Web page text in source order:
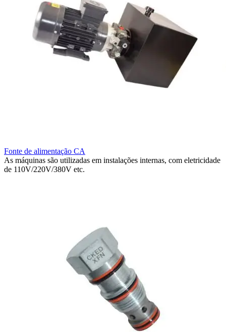
Fonte de alimentação CA
As máquinas são utilizadas em instalações internas, com eletricidade
de 110V/220V/380V etc.